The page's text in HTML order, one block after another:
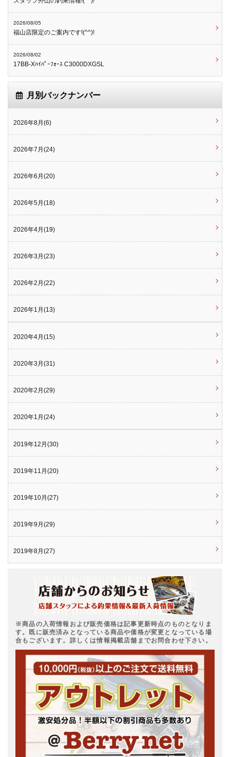
2026/08/05
福山店限定のご案内です!(^^)!
2026/08/02
17BB-Xﾊｲﾊﾟｰﾌｫｰｽ C3000DXGSL
月別バックナンバー
2026年8月(6)
2026年7月(24)
2026年6月(20)
2026年5月(18)
2026年4月(19)
2026年3月(23)
2026年2月(22)
2026年1月(13)
2020年4月(15)
2020年3月(31)
2020年2月(29)
2020年1月(24)
2019年12月(30)
2019年11月(20)
2019年10月(27)
2019年9月(29)
2019年8月(27)
※商品の入荷情報および販売価格は記事更新時点のものとなりま
す。既に販売済みとなっている商品や価格が変更となっている場
合もございます。詳しくは情報掲載店舗までお問合わせ下さい。